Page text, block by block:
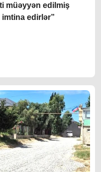
müəyyən edilmiş
edirlər”